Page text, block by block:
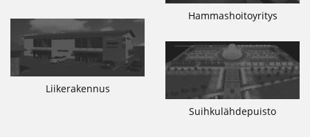
Hammashoitoyritys
Liikerakennus
Suihkulähdepuisto